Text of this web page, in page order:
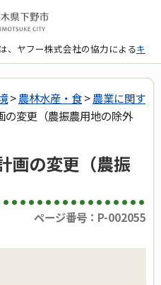
、ヤフー株式会社の協力によるキ
>農林水産・食>農業に関す
の変更（農振農用地の除外
画の変更（農振
ページ番号：P-002055